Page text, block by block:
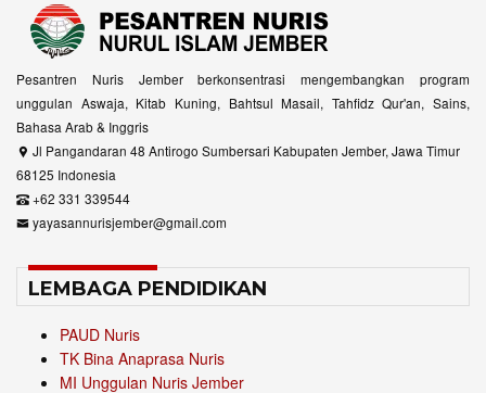
Pesantren Nuris Jember berkonsentrasi mengembangkan program
unggulan Aswaja, Kitab Kuning, Bahtsul Masail, Tahfidz Qur'an, Sains,
Bahasa Arab & Inggris
Jl Pangandaran 48 Antirogo Sumbersari Kabupaten Jember, Jawa Timur
68125 Indonesia
+62 331 339544
yayasannurisjember@gmail.com
LEMBAGA PENDIDIKAN
PAUD Nuris
TK Bina Anaprasa Nuris
MI Unggulan Nuris Jember